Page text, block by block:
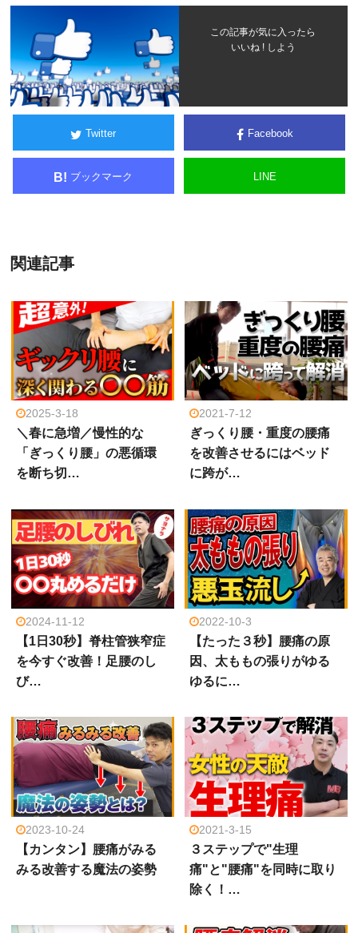
この記事が気に入ったら
いいね ! しよう
Twitter Facebook
B! ブックマーク LINE
関連記事
2025-3-18
＼春に急増／慢性的な
「ぎっくり腰」の悪循環
を断ち切…
2021-7-12
ぎっくり腰・重度の腰痛
を改善させるにはベッド
に跨が…
2024-11-12
【1日30秒】脊柱管狭窄症
を今すぐ改善！足腰のし
び…
2022-10-3
【たった３秒】腰痛の原
因、太ももの張りがゆる
ゆるに…
2023-10-24
【カンタン】腰痛がみる
みる改善する魔法の姿勢
2021-3-15
３ステップで"生理
痛"と"腰痛"を同時に取り
除く！…